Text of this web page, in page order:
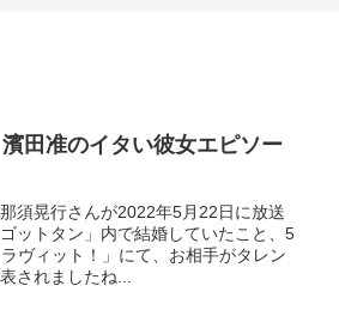
田准のイタい彼女エピソー
須晃行さんが2022年5月22日に放送
ットタン」内で結婚していたこと、5
ヴィット！」にて、お相手がタレン
されましたね...